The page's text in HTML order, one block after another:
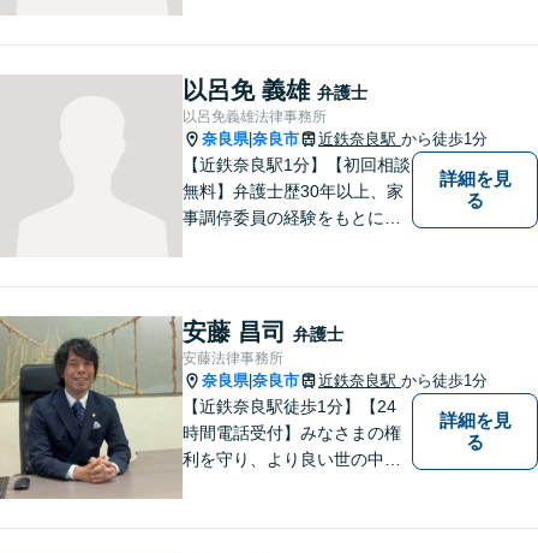
はお気軽にご相談ください。
【初回相談料60分5,500円】
【分かりやすい説明】
以呂免 義雄 弁護士
以呂免義雄法律事務所
奈良県|奈良市 近鉄奈良駅 から徒歩1分
【近鉄奈良駅1分】【初回相談
無料】弁護士歴30年以上、家
事調停委員の経験をもとに複
発生前のご相談も受け付けて
おります。【電話相談可】
詳細を見
る
安藤 昌司 弁護士
安藤法律事務所
奈良県|奈良市 近鉄奈良駅 から徒歩1分
【近鉄奈良駅徒歩1分】【24
時間電話受付】みなさまの権
利を守り、より良い世の中に
詳細を見
る